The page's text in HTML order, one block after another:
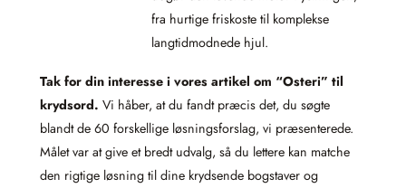
fra hurtige friskoste til komplekse
langtidmodnede hjul.
Tak for din interesse i vores artikel om “Osteri” til
krydsord. Vi håber, at du fandt præcis det, du søgte
blandt de 60 forskellige løsningsforslag, vi præsenterede.
Målet var at give et bredt udvalg, så du lettere kan matche
den rigtige løsning til dine krydsende bogstaver og